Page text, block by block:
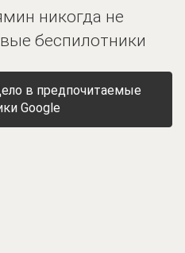
никогда не
беспилотники
в предпочитаемые
Google